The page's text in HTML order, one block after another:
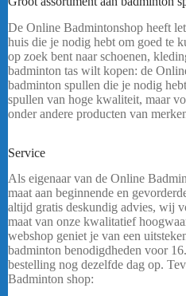
De Online Badmintonshop heeft
huis die je nodig hebt om goed te
op zoek bent naar schoenen,
badminton tas wilt kopen: de
badminton spullen die je nodig
spullen van hoge kwaliteit, maar
onder andere producten van
Service
Als eigenaar van de Online
maat aan beginnende en
altijd gratis deskundig advies, wij
maat van onze kwalitatief
webshop geniet je van een
badminton benodigdheden voor
bestelling nog dezelfde dag op.
Badminton shop: